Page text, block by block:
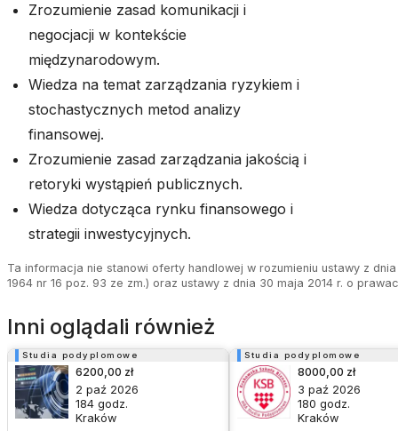
Zrozumienie zasad komunikacji i
negocjacji w kontekście
międzynarodowym.
Wiedza na temat zarządzania ryzykiem i
stochastycznych metod analizy
finansowej.
Zrozumienie zasad zarządzania jakością i
retoryki wystąpień publicznych.
Wiedza dotycząca rynku finansowego i
strategii inwestycyjnych.
Ta informacja nie stanowi oferty handlowej w rozumieniu ustawy z
1964 nr 16 poz. 93 ze zm.) oraz ustawy z dnia 30 maja 2014 r. o
Inni oglądali również
Studia podyplomowe
6200,00 zł
2 paź 2026
184 godz.
Kraków
Studia podyplomowe
8000,00 zł
3 paź 2026
180 godz.
Kraków